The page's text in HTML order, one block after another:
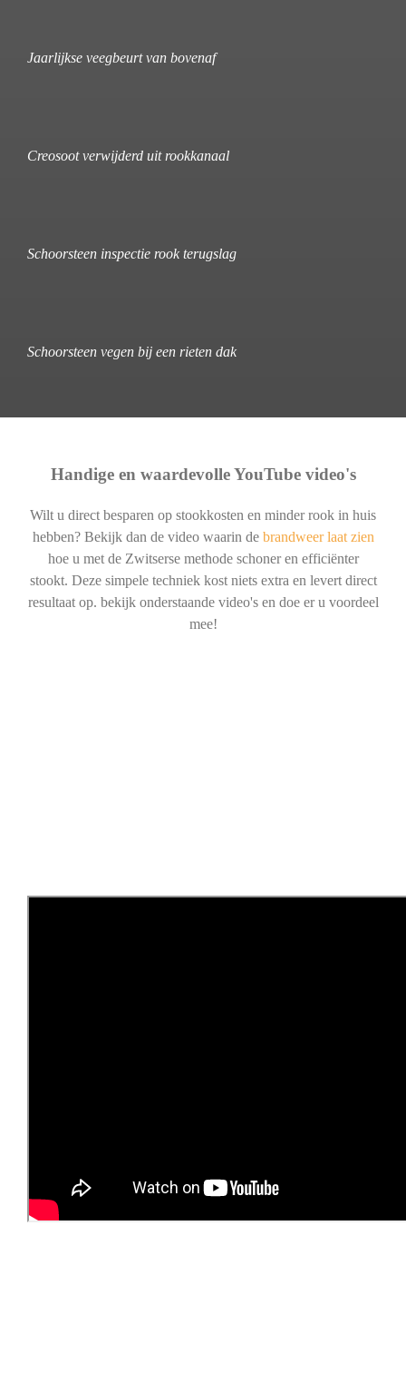
Jaarlijkse veegbeurt van bovenaf
Creosoot verwijderd uit rookkanaal
Schoorsteen inspectie rook terugslag
Schoorsteen vegen bij een rieten dak
Handige en waardevolle YouTube video's
Wilt u direct besparen op stookkosten en minder rook in huis
hebben? Bekijk dan de video waarin de brandweer laat zien
hoe u met de Zwitserse methode schoner en efficiënter
stookt. Deze simpele techniek kost niets extra en levert direct
resultaat op. bekijk onderstaande video's en doe er u voordeel
mee!